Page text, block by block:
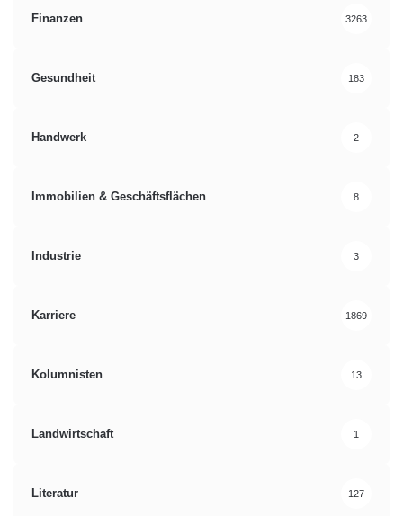
Finanzen 3263
Gesundheit 183
Handwerk 2
Immobilien & Geschäftsflächen 8
Industrie 3
Karriere 1869
Kolumnisten 13
Landwirtschaft 1
Literatur 127